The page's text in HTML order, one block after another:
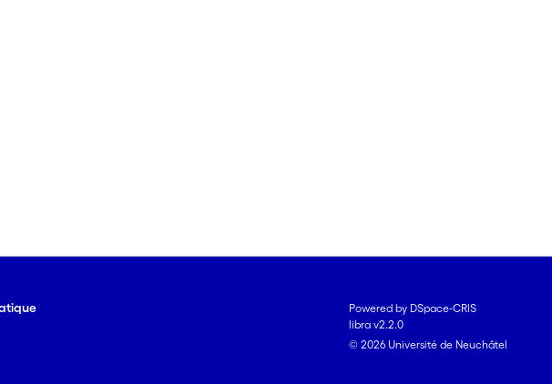
Powered by DSpace-CRIS
libra v2.2.0
© 2026 Université de Neuchâtel